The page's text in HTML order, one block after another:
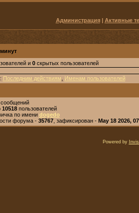
Администрация| Активные
и 0скрытых пользователей
Последним действиям
Именам пользователей
сообщений
10518пользователей
по имени dogedo
форума - 35767, зафиксирован - May 18 2026,
Powered by